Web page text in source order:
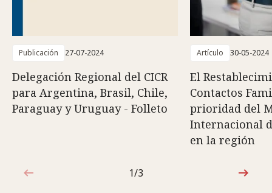
Publicación 27-07-2024
Delegación Regional del CICR
para Argentina, Brasil, Chile,
Paraguay y Uruguay - Folleto
Artículo 30-05-2024
El
Contactos
prioridad del
Internacional
en la región
1de3
1/3